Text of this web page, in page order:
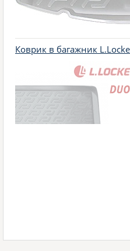
Коврик в багажник